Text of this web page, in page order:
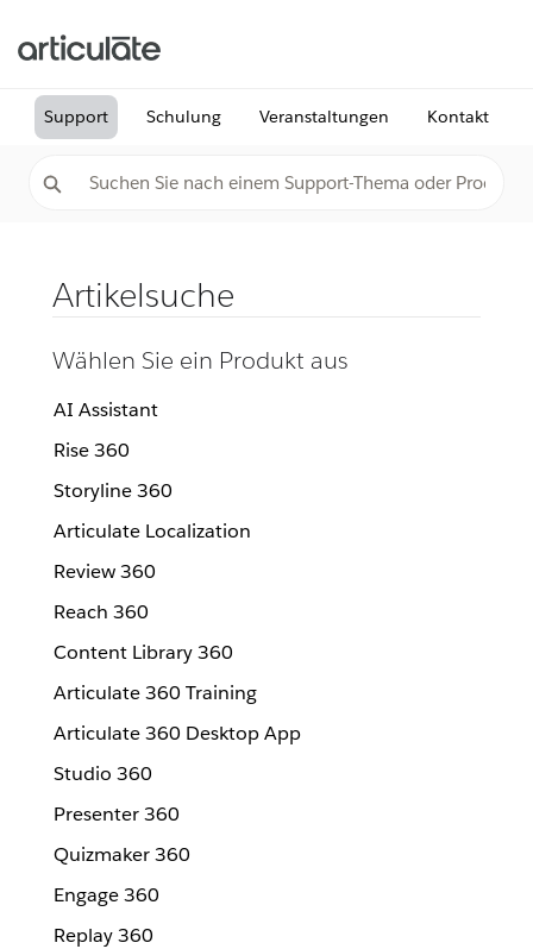
Support Schulung Veranstaltungen Kontakt
Artikelsuche
Wählen Sie ein Produkt aus
AI Assistant
Rise 360
Storyline 360
Articulate Localization
Review 360
Reach 360
Content Library 360
Articulate 360 Training
Articulate 360 Desktop App
Studio 360
Presenter 360
Quizmaker 360
Engage 360
Replay 360